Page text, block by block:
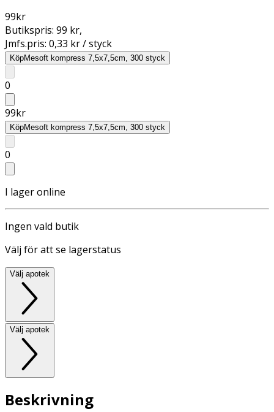
99kr
Butikspris: 99 kr,
Jmfs.pris: 0,33 kr / styck
Köp Mesoft kompress 7,5x7,5cm, 300 styck
0
99kr
Köp Mesoft kompress 7,5x7,5cm, 300 styck
0
I lager online
Ingen vald butik
Välj för att se lagerstatus
Välj apotek
Välj apotek
Beskrivning